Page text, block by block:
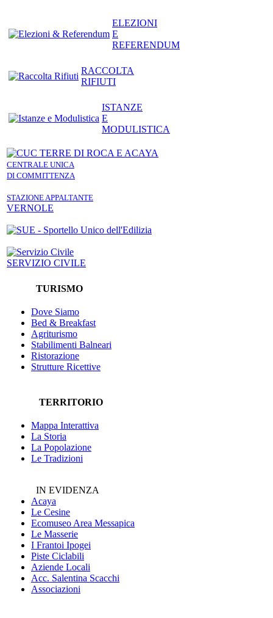
ELEZIONI
E
REFERENDUM
RACCOLTA
RIFIUTI
ISTANZE
E
MODULISTICA
CENTRALE UNICA
DI COMMITTENZA
STAZIONE APPALTANTE
VERNOLE
SERVIZIO CIVILE
TURISMO
Dove Siamo
Bed & Breakfast
Agriturismo
Stabilimenti Balneari
Ristorazione
Strutture Ricettive
TERRITORIO
Mappa Interattiva
La Storia
La Popolazione
Le Tradizioni
IN EVIDENZA
Acaya
Le Cesine
Ecomuseo Area Messapica
Le Masserie
I Frantoi Ipogei
Piste Ciclabili
Aziende Locali
Acc. Salentina Scacchi
Associazioni